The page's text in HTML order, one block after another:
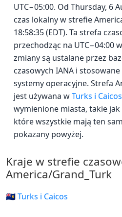
UTC−05:00. Od Thursday, 6
czas lokalny w strefie
18:58:35 (EDT). Ta strefa
przechodząc na UTC−04:00
zmiany są ustalane przez
czasowych IANA i
systemy operacyjne. Strefa
jest używana wTurks i Caicos
wymienione miasta, takie jak
które wszystkie mają ten
pokazany powyżej.
Kraje w strefie
America/Grand_Turk
🇹🇨 Turks i Caicos